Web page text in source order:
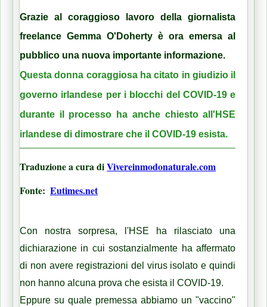
Grazie al coraggioso lavoro della giornalista
freelance Gemma O'Doherty è ora emersa al
pubblico una nuova importante informazione.
Questa donna coraggiosa ha citato in giudizio il
governo irlandese per i blocchi del COVID-19 e
durante il processo ha anche chiesto all'HSE
irlandese di dimostrare che il COVID-19 esista.
Traduzione a cura di Vivereinmodonaturale.com
Fonte: Eutimes.net
Con nostra sorpresa, l'HSE ha rilasciato una
dichiarazione in cui sostanzialmente ha affermato
di non avere registrazioni del virus isolato e quindi
non hanno alcuna prova che esista il COVID-19.
Eppure su quale premessa abbiamo un "vaccino"